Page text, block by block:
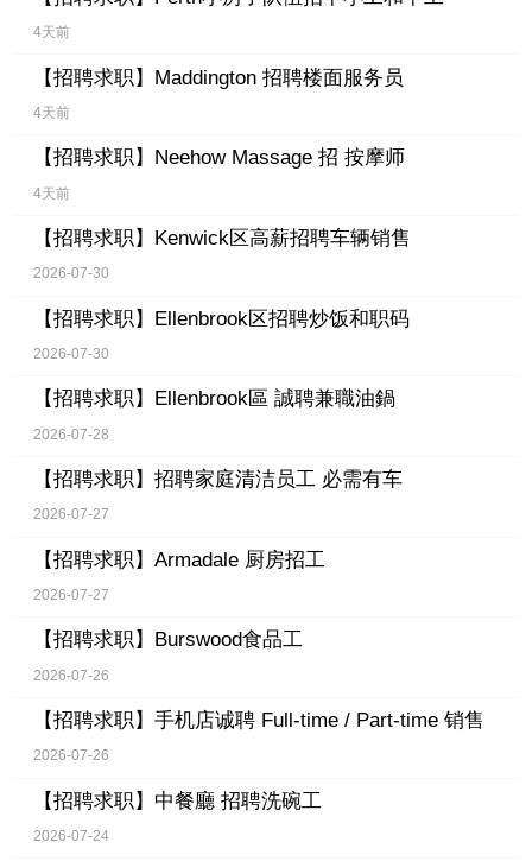
4天前
【招聘求职】 Maddington 招聘楼面服务员
4天前
【招聘求职】 Neehow Massage 招 按摩师
4天前
【招聘求职】 Kenwick区高薪招聘车辆销售
2026-07-30
【招聘求职】 Ellenbrook区招聘炒饭和职码
2026-07-30
【招聘求职】 Ellenbrook區 誠聘兼職油鍋
2026-07-28
【招聘求职】 招聘家庭清洁员工 必需有车
2026-07-27
【招聘求职】 Armadale 厨房招工
2026-07-27
【招聘求职】 Burswood食品工
2026-07-26
【招聘求职】 手机店诚聘 Full-time / Part-time 销售
2026-07-26
【招聘求职】 中餐廳 招聘洗碗工
2026-07-24